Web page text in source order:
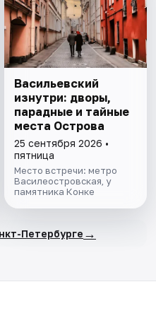
Васильевский
изнутри: дворы,
парадные и тайные
места Острова
25 сентября 2026 •
пятница
Место встречи: метро
Василеостровская, у
памятника Конке
Петербурге →